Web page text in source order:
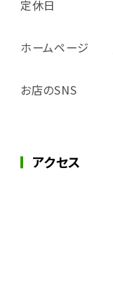
定休日
ホームページ
お店のSNS
アクセス